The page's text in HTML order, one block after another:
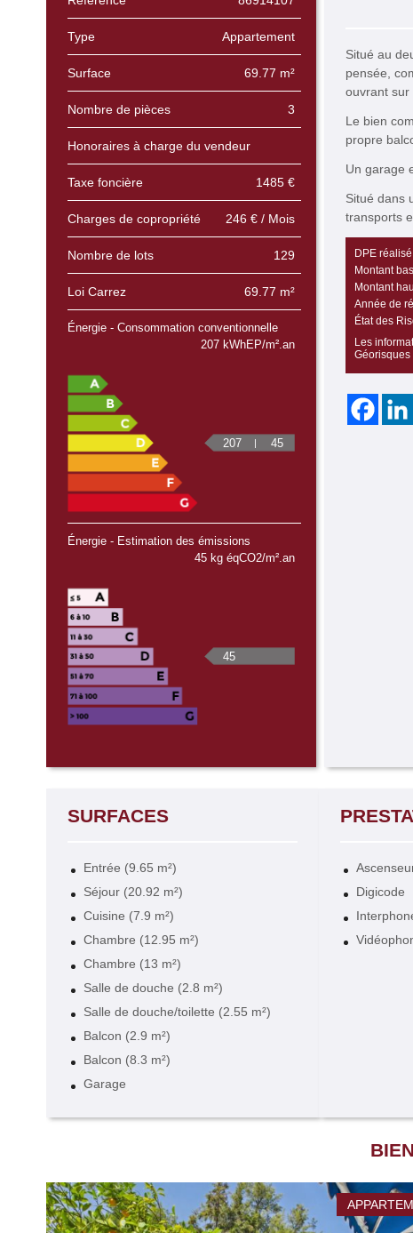
Situé au
pensée,
ouvrant sur
Le bien
propre
Un garage
Situé dans
transports
DPE
Montant
Montant
Année de
État des
Les
Géorisques
Type Appartement
Surface 69.77 m²
Nombre de pièces 3
Honoraires à charge du vendeur
Taxe foncière 1485 €
Charges de copropriété 246 € / Mois
Nombre de lots 129
Loi Carrez 69.77 m²
Énergie - Consommation conventionnelle
207 kWhEP/m².an
207 45
Énergie - Estimation des émissions
45 kg éqCO2/m².an
45
SURFACES
Entrée (9.65 m²)
Séjour (20.92 m²)
Cuisine (7.9 m²)
Chambre (12.95 m²)
Chambre (13 m²)
Salle de douche (2.8 m²)
Salle de douche/toilette (2.55 m²)
Balcon (2.9 m²)
Balcon (8.3 m²)
Garage
Digicode